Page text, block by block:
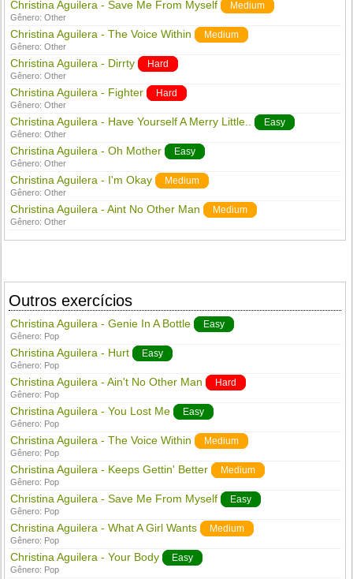
Christina Aguilera - Save Me From Myself Medium
Gênero:Other
Christina Aguilera - The Voice Within Medium
Gênero:Other
Christina Aguilera - Dirrty Hard
Gênero:Other
Christina Aguilera - Fighter Hard
Gênero:Other
Christina Aguilera - Have Yourself A Merry Little.. Easy
Gênero:Other
Christina Aguilera - Oh Mother Easy
Gênero:Other
Christina Aguilera - I'm Okay Medium
Gênero:Other
Christina Aguilera - Aint No Other Man Medium
Gênero:Other
Outros exercícios
Christina Aguilera - Genie In A Bottle Easy
Gênero: Pop
Christina Aguilera - Hurt Easy
Gênero: Pop
Christina Aguilera - Ain't No Other Man Hard
Gênero: Pop
Christina Aguilera - You Lost Me Easy
Gênero: Pop
Christina Aguilera - The Voice Within Medium
Gênero: Pop
Christina Aguilera - Keeps Gettin' Better Medium
Gênero: Pop
Christina Aguilera - Save Me From Myself Easy
Gênero: Pop
Christina Aguilera - What A Girl Wants Medium
Gênero: Pop
Christina Aguilera - Your Body Easy
Gênero: Pop